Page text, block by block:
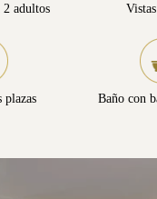
2 adultos
plazas Baño con